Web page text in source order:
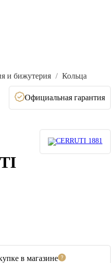
и бижутерия Кольца
Официальная гарантия
в магазине